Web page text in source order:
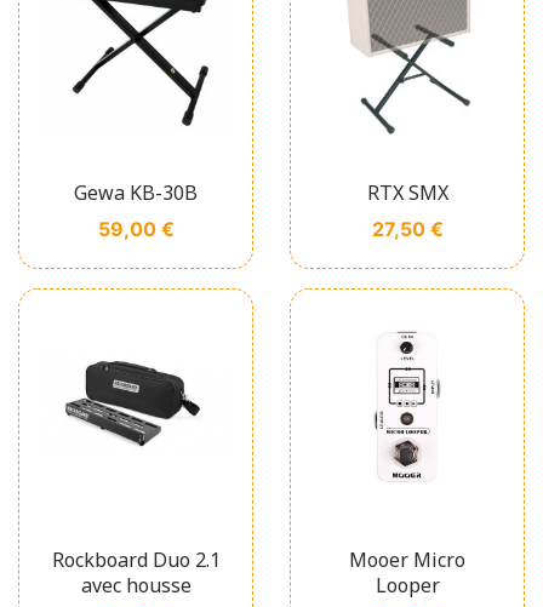
Gewa KB-30B
Prix
59,00 €
RTX SMX
Prix
27,50 €
Rockboard Duo 2.1
avec housse
Mooer Micro
Looper